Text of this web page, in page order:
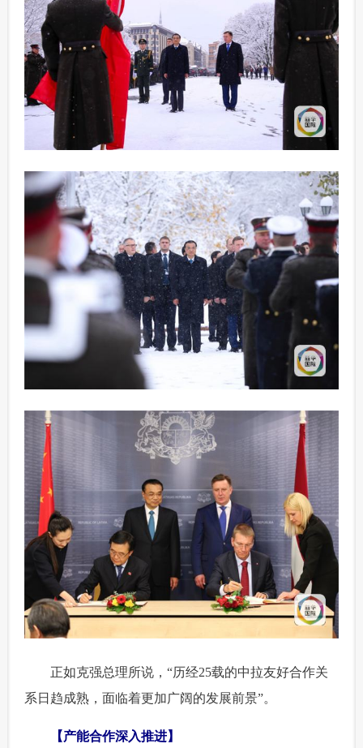
正如克强总理所说，“历经25载的中拉友好合作关
系日趋成熟，面临着更加广阔的发展前景”。
【产能合作深入推进】